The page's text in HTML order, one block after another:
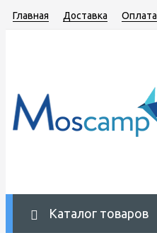
Главная Доставка Оплата
Каталог товаров